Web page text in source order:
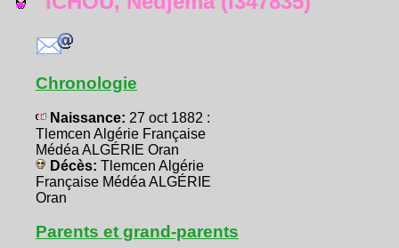
Chronologie
Naissance: 27 oct 1882 :
Tlemcen Algérie Française
Médéa ALGÉRIE Oran
Décès: Tlemcen Algérie
Française Médéa ALGÉRIE
Oran
Parents et grand-parents